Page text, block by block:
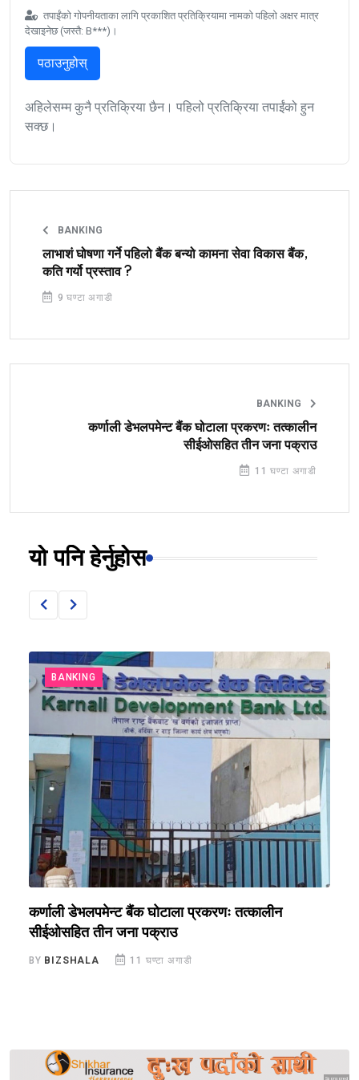
तपाईंको गोपनीयताका लागि प्रकाशित प्रतिक्रियामा नामको पहिलो अक्षर मात्र
देखाइनेछ (जस्तै: B***)।
पठाउनुहोस्
अहिलेसम्म कुनै प्रतिक्रिया छैन। पहिलो प्रतिक्रिया तपाईंको हुन
सक्छ।
BANKING
लाभाशं घोषणा गर्ने पहिलो बैंक बन्यो कामना सेवा विकास बैंक,
कति गर्यो प्रस्ताव ?
9 घण्टा अगाडी
BANKING
कर्णाली डेभलपमेन्ट बैंक घोटाला प्रकरणः तत्कालीन
सीईओसहित तीन जना पक्राउ
11 घण्टा अगाडी
यो पनि हेर्नुहोस
BANKING
कर्णाली डेभलपमेन्ट बैंक घोटाला प्रकरणः तत्कालीन
सीईओसहित तीन जना पक्राउ
BY BIZSHALA 11 घण्टा अगाडी
Sponsored